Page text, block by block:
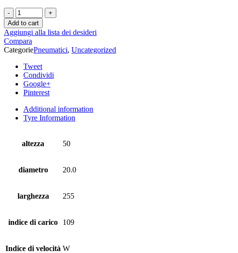
Add to cart
Aggiungi alla lista dei desideri
Compara
CategoriePneumatici, Uncategorized
Tweet
Condividi
Google+
Pinterest
Additional information
Tyre Information
altezza 50
diametro 20.0
larghezza 255
indice di carico 109
Indice di velocità W